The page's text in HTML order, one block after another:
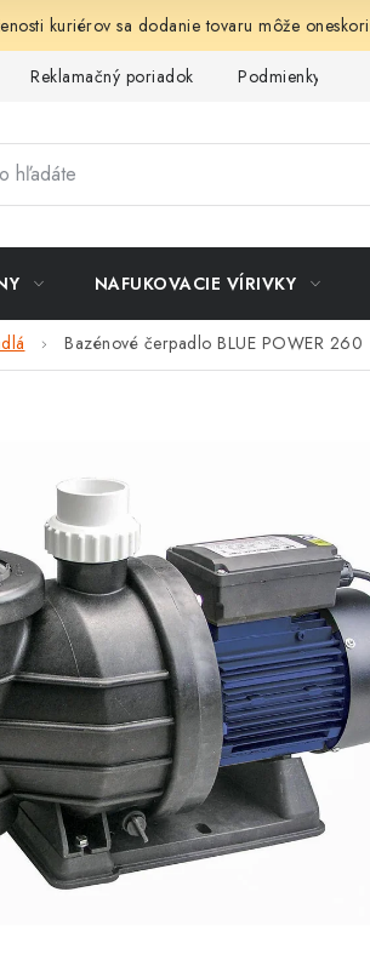
kuriérov sa dodanie tovaru môže
Reklamačný poriadok Podmienky
NAFUKOVACIE VÍRIVKY
Bazénové čerpadlo BLUE POWER 260